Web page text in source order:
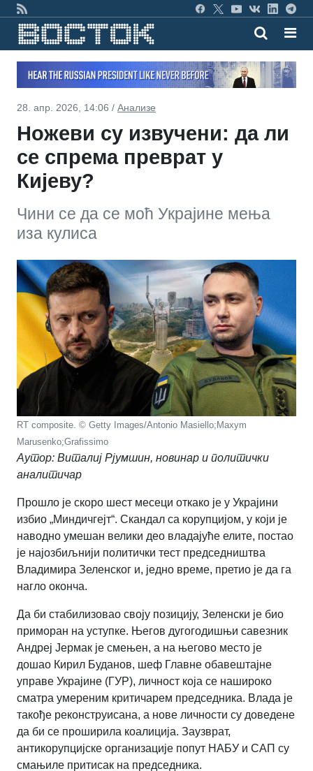
28. апр. 2026, 14:06 / Анализе
Ножеви су извучени: да ли
се спрема преврат у
Кијеву?
Чини се да се моћ Украјине мења
иза кулиса
RT composite. © Getty Images/Antonio Masiello;Maxym
Marusenko;Grafissimo
Аутор: Виталиј Рјумшин, новинар и политички
аналитичар
Прошло је скоро шест месеци откако је у Украјини
избио „Миндичгејт“. Скандал са корупцијом, у који је
наводно умешан велики део владајуће елите, постао
је најозбиљнији политички тест председништва
Владимира Зеленског и, једно време, претио је да га
нагло оконча.
Да би стабилизовао своју позицију, Зеленски је био
приморан на уступке. Његов дугогодишњи савезник
Андреј Јермак је смењен, а на његово место је
дошао Кирил Буданов, шеф Главне обавештајне
управе Украјине (ГУР), личност која се нашироко
сматра умереним критичарем председника. Влада је
такође реконструисана, а нове личности су доведене
да би се проширила коалиција. Заузврат,
антикорупцијске организације попут НАБУ и САП су
смањиле притисак на председника.